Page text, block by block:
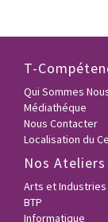
T-
Qui Sommes
Médiathéque
Nous Contacter
Localisation du
Nos Ateliers
Arts et Industries
BTP
Informatique